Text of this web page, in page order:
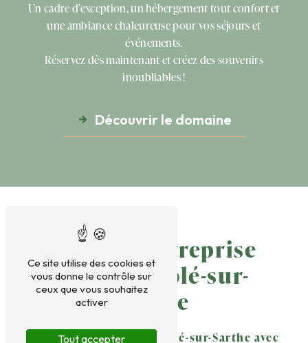
Un cadre d’exception, un hébergement tout confort et
une ambiance chaleureuse pour vos séjours et
événements.
Réservez dès maintenant et créez des souvenirs
inoubliables !
Découvrir le domaine
Repas d'Entreprise
près de Sablé-sur-
Sarthe
Repas d'Entreprise à Sablé-sur-Sarthe avec
Ce site utilise des cookies et
vous donne le contrôle sur
ceux que vous souhaitez
activer
Tout accepter